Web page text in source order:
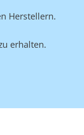
Herstellern.
erhalten.